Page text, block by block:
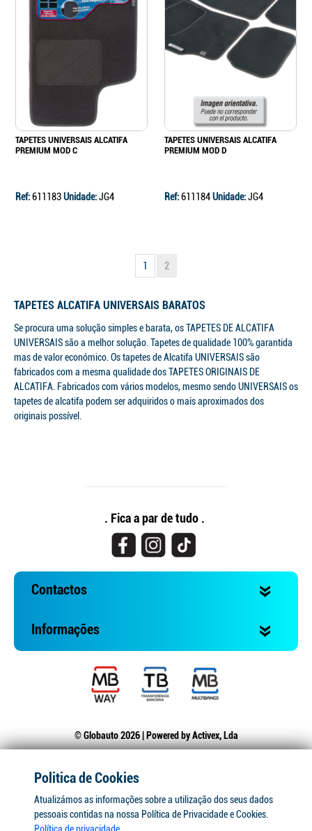
TAPETES UNIVERSAIS ALCATIFA
PREMIUM MOD C
Ref:611183Unidade:JG4
TAPETES UNIVERSAIS ALCATIFA
PREMIUM MOD D
Ref:611184Unidade:JG4
1 2
TAPETES ALCATIFA UNIVERSAIS BARATOS
Se procura uma solução simples e barata, os TAPETES DE ALCATIFA
UNIVERSAIS são a melhor solução. Tapetes de qualidade 100% garantida
mas de valor económico. Os tapetes de Alcatifa UNIVERSAIS são
fabricados com a mesma qualidade dos TAPETES ORIGINAIS DE
ALCATIFA. Fabricados com vários modelos, mesmo sendo UNIVERSAIS os
tapetes de alcatifa podem ser adquiridos o mais aproximados dos
originais possível.
. Fica a par de tudo .
Contactos
Informações
© Globauto 2026 | Powered byActivex, Lda
Politica de Cookies
Atualizámos as informações sobre a utilização dos seus dados
pessoais contidas na nossa Política de Privacidade e Cookies.
Política de privacidade